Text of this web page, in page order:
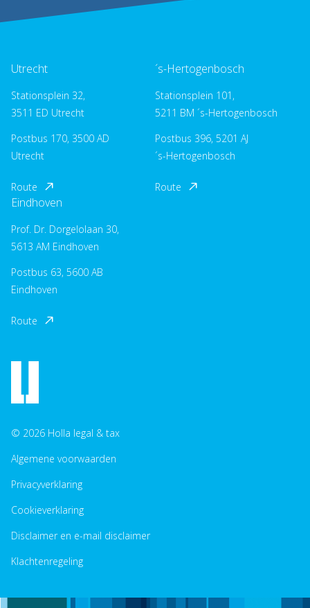
Utrecht
Stationsplein 32,
3511 ED Utrecht
Postbus 170, 3500 AD
Utrecht
Route
´s-Hertogenbosch
Stationsplein 101,
5211 BM ´s-Hertogenbosch
Postbus 396, 5201 AJ
´s-Hertogenbosch
Route
Eindhoven
Prof. Dr. Dorgelolaan 30,
5613 AM Eindhoven
Postbus 63, 5600 AB
Eindhoven
Route
© 2026 Holla legal & tax
Algemene voorwaarden
Privacyverklaring
Cookieverklaring
Disclaimer en e-mail disclaimer
Klachtenregeling